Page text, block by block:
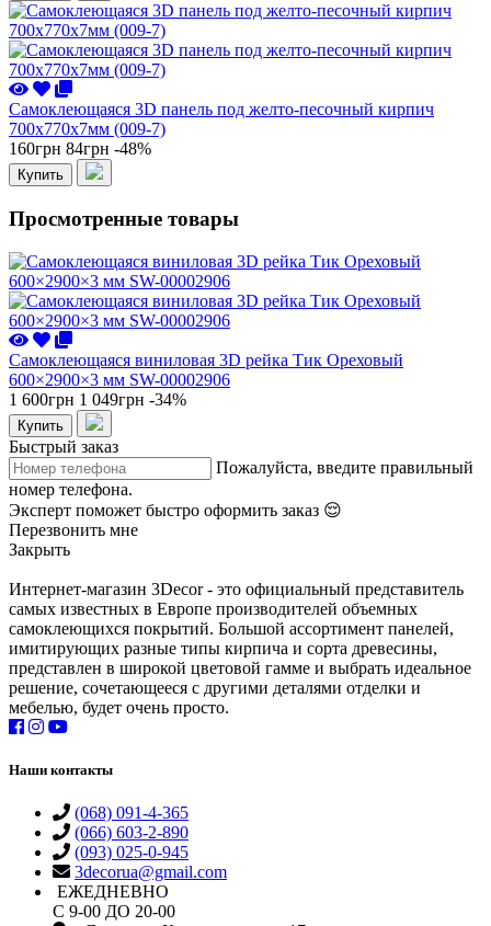
Самоклеющаяся 3D панель под желто-песочный кирпич
700x770x7мм (009-7)
160грн 84грн -48%
Купить
Просмотренные товары
Самоклеющаяся виниловая 3D рейка Тик Ореховый
600×2900×3 мм SW-00002906
1 600грн 1 049грн -34%
Купить
Быстрый заказ
Пожалуйста, введите правильный
номер телефона.
Эксперт поможет быстро оформить заказ 😌
Перезвонить мне
Закрыть
Интернет-магазин 3Decor - это официальный представитель
самых известных в Европе производителей объемных
самоклеющихся покрытий. Большой ассортимент панелей,
имитирующих разные типы кирпича и сорта древесины,
представлен в широкой цветовой гамме и выбрать идеальное
решение, сочетающееся с другими деталями отделки и
мебелью, будет очень просто.
Наши контакты
(068) 091-4-365
(066) 603-2-890
(093) 025-0-945
3decorua@gmail.com
ЕЖЕДНЕВНО
С 9-00 ДО 20-00